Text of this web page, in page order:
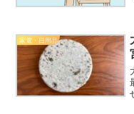
家電・日用品